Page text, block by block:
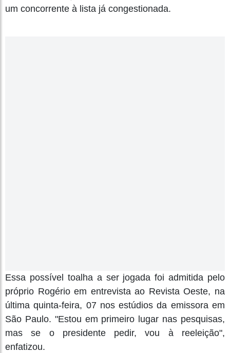
um concorrente à lista já congestionada.
Essa possível toalha a ser jogada foi admitida pelo
próprio Rogério em entrevista ao Revista Oeste, na
última quinta-feira, 07 nos estúdios da emissora em
São Paulo. "Estou em primeiro lugar nas pesquisas,
mas se o presidente pedir, vou à reeleição",
enfatizou.